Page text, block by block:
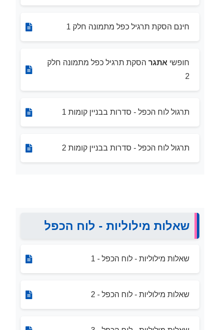
חינם הסקת תרגיל כפל מתמונה חלק 1
חופשי אתגר הסקת תרגיל כפל מתמונה חלק
2
תרגול לוח הכפל - סדרות בבניין קומות 1
תרגול לוח הכפל - סדרות בבניין קומות 2
שאלות מילוליות - לוח הכפל
שאלות מילוליות - לוח הכפל - 1
שאלות מילוליות - לוח הכפל - 2